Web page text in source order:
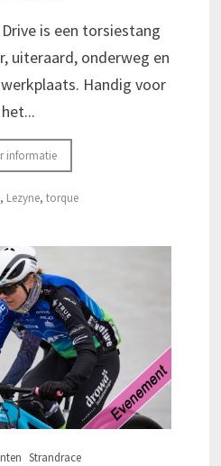
is een torsiestang
uiteraard, onderweg en
Handig voor
het...
informatie
, Lezyne,torque
Strandrace